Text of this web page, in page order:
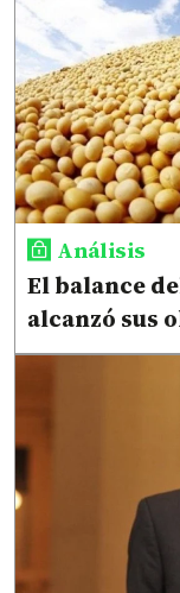
Análisis
El balance
alcanzó sus